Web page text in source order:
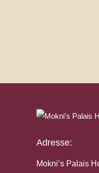
Adresse:
Mokni’s Palais